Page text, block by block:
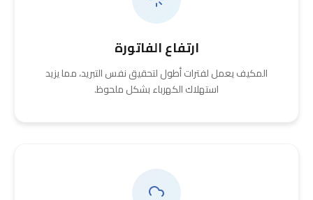
ارتفاع الفاتورة
المكيف يعمل لفترات أطول لتحقيق نفس التبريد، مما يزيد
استهلاك الكهرباء بشكل ملحوظ.